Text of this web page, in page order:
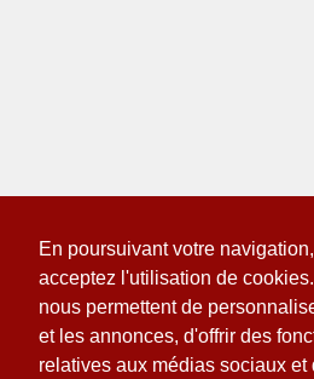
En poursuivant votre
acceptez l'utilisation de
nous permettent de
et les annonces, d'offrir des
relatives aux médias sociaux et